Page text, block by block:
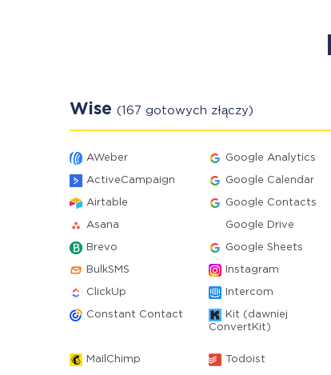
Wise (167 gotowych złączy)
AWeber Google Analytics
ActiveCampaign Google Calendar
Airtable Google Contacts
Asana Google Drive
Brevo Google Sheets
BulkSMS Instagram
ClickUp Intercom
Constant Contact
Kit (dawniej
ConvertKit)
MailChimp Todoist